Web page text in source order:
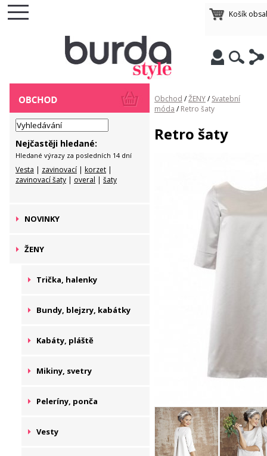
Košík
Nejčastěji hledané:
Hledané výrazy za posledních 14 dní
Vesta | zavinovací | korzet |
zavinovací šaty | overal | šaty
NOVINKY
ŽENY
Trička, halenky
Bundy, blejzry, kabátky
Kabáty, pláště
Mikiny, svetry
Peleríny, ponča
Vesty
Obchod /ŽENY/ Svatební
móda / Retro šaty
Retro šaty